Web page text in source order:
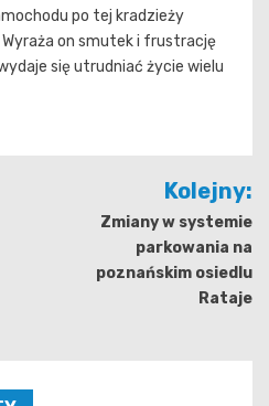
po tej kradzieży
on smutek i frustrację
się utrudniać życie wielu
Kolejny:
Zmiany w systemie
parkowania na
poznańskim osiedlu
Rataje